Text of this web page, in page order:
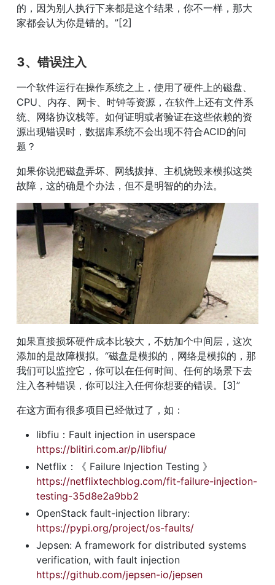
的，因为别人执行下来都是这个结果，你不一样，那大
家都会认为你是错的。”[2]
3、错误注入
一个软件运行在操作系统之上，使用了硬件上的磁盘、
CPU、内存、网卡、时钟等资源，在软件上还有文件系
统、网络协议栈等。如何证明或者验证在这些依赖的资
源出现错误时，数据库系统不会出现不符合ACID的问
题？
如果你说把磁盘弄坏、网线拔掉、主机烧毁来模拟这类
故障，这的确是个办法，但不是明智的的办法。
如果直接损坏硬件成本比较大，不妨加个中间层，这次
添加的是故障模拟。“磁盘是模拟的，网络是模拟的，那
我们可以监控它，你可以在任何时间、任何的场景下去
注入各种错误，你可以注入任何你想要的错误。[3]”
在这方面有很多项目已经做过了，如：
libfiu：Fault injection in userspace
https://blitiri.com.ar/p/libfiu/
Netflix：《 Failure Injection Testing 》
https://netflixtechblog.com/fit-failure-injection-
testing-35d8e2a9bb2
OpenStack fault-injection library:
https://pypi.org/project/os-faults/
Jepsen: A framework for distributed systems
verification, with fault injection
https://github.com/jepsen-io/jepsen